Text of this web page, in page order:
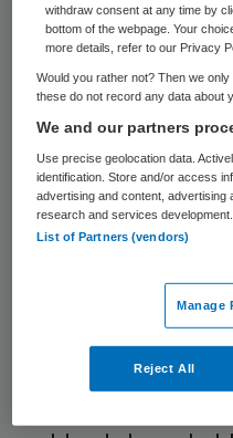
Marlous (39) dood.
een collegezaal
en huisarts Jurgen
moorden gingen
brandstichtingen in
Herman
Compilatie
Het OM toonde in
compilatie van de
hand van
withdraw consent at any time by
bottom of the webpage. Your
more details, refer to our Privacy
Would you rather not? Then we
these do not record any data about
We and our partners
Use precise geolocation data.
identification. Store and/or access
advertising and content, advertising
research and services development.
List of Partners (vendors)
Manage
Reject All